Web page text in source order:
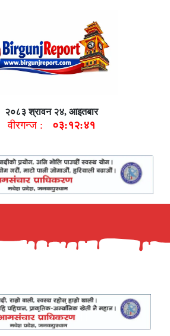
२०८३ श्रावन २४, आइतबार
वीरगन्ज : ०३:१२:४२